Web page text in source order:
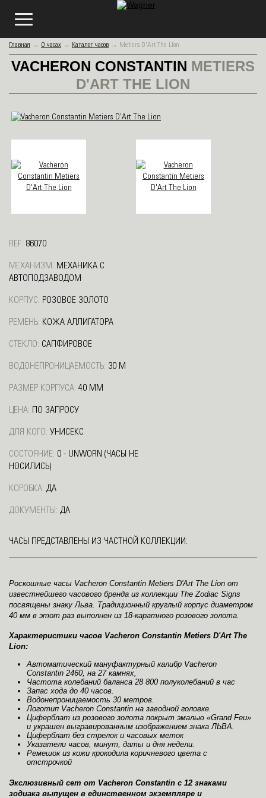
Главная → О часах → Каталог часов → Metiers D'Art The Lion
VACHERON CONSTANTIN METIERS
D'ART THE LION
REF: 86070
МЕХАНИЗМ: МЕХАНИКА С
АВТОПОДЗАВОДОМ
КОРПУС: РОЗОВОЕ ЗОЛОТО
РЕМЕНЬ: КОЖА АЛЛИГАТОРА
СТЕКЛО: САПФИРОВОЕ
ВОДОНЕПРОНИЦАЕМОСТЬ: 30 М
РАЗМЕР КОРПУСА: 40 ММ
ЦЕНА: ПО ЗАПРОСУ
ДЛЯ КОГО: УНИСЕКС
СОСТОЯНИЕ: 0 - UNWORN (ЧАСЫ НЕ
НОСИЛИСЬ)
КОРОБКА: ДА
ДОКУМЕНТЫ: ДА
ЧАСЫ ПРЕДСТАВЛЕНЫ ИЗ ЧАСТНОЙ КОЛЛЕКЦИИ.
Роскошные часы Vacheron Constantin Metiers D'Art The Lion от
известнейшего часового бренда из коллекции The Zodiac Signs
посвящены знаку Льва. Традиционный круглый корпус диаметром
40 мм в этот раз выполнен из 18-каратного розового золота.
Характеристики часов Vacheron Constantin Metiers D'Art The
Lion:
Автоматический мануфактурный калибр Vacheron
Constantin 2460, на 27 камнях,
Частота колебаний баланса 28 800 полуколебаний в час
Запас хода до 40 часов.
Водонепроницаемость 30 метров.
Логотип Vacheron Constantin на заводной головке.
Циферблат из розового золота покрыт эмалью «Grand Feu»
и украшен выгравированным изображением знака ЛЬВА.
Циферблат без стрелок и часовых меток
Указатели часов, минут, даты и дня недели.
Ремешок из кожи крокодила коричневого цвета с
отстрочкой
Экслюзивный сет от Vacheron Constantin с 12 знаками
зодиака выпущен в единственном экземпляре и